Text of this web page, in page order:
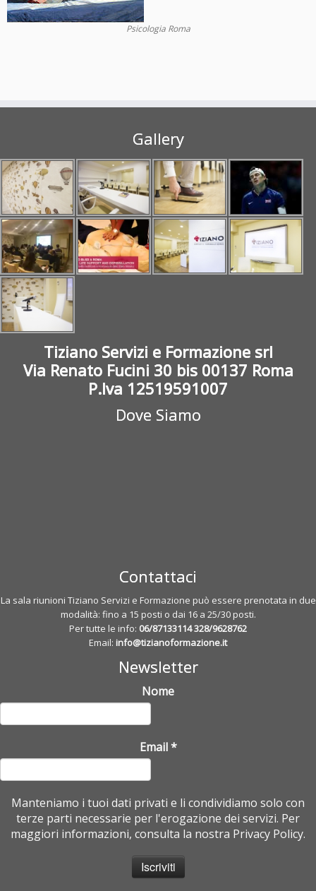
Psicologia Roma
Gallery
Tiziano Servizi e Formazione srl
Via Renato Fucini 30 bis 00137 Roma
P.Iva 12519591007
Dove Siamo
Contattaci
La sala riunioni Tiziano Servizi e Formazione può essere prenotata in due
modalità: fino a 15 posti o dai 16 a 25/30 posti.
Per tutte le info: 06/87133114328/9628762
Email: info@tizianoformazione.it
Newsletter
Nome
Email*
Manteniamo i tuoi dati privati e li condividiamo solo con
terze parti necessarie per l'erogazione dei servizi. Per
maggiori informazioni, consulta la nostra Privacy Policy.